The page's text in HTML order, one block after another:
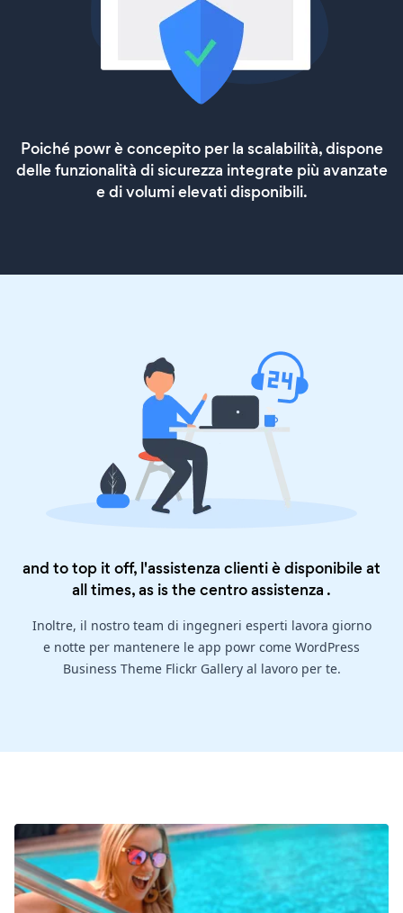
Poiché powr è concepito per la scalabilità, dispone
delle funzionalità di sicurezza integrate più avanzate
e di volumi elevati disponibili.
and to top it off, l'assistenza clienti è disponibile at
all times, as is thecentro assistenza .
Inoltre, il nostro team di ingegneri esperti lavora giorno
e notte per mantenere le app powr come WordPress
Business Theme Flickr Gallery al lavoro per te.